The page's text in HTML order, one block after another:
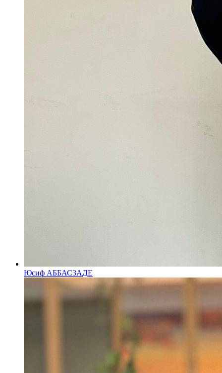
Юсиф АББАСЗАДЕ